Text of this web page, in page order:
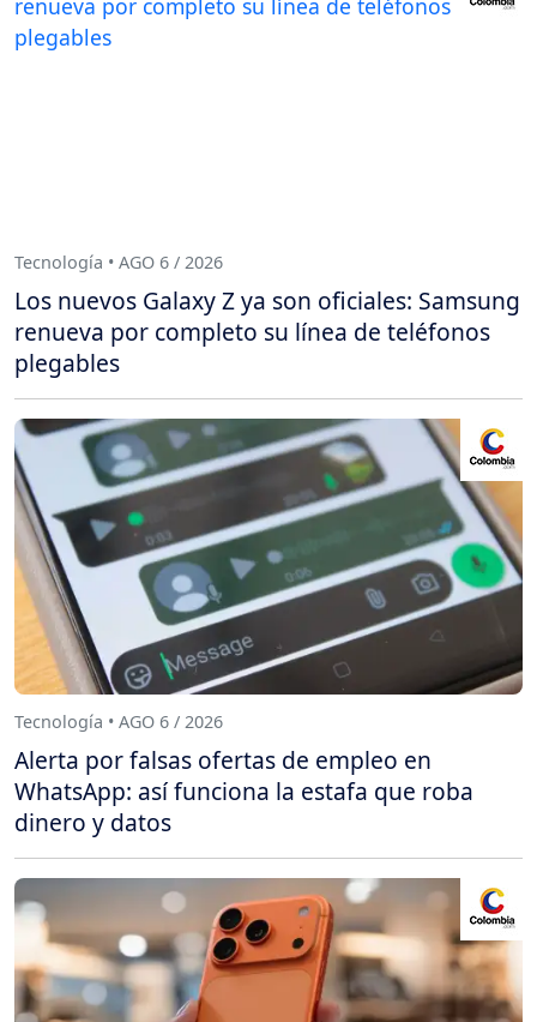
Tecnología • AGO 6 / 2026
Los nuevos Galaxy Z ya son oficiales: Samsung
renueva por completo su línea de teléfonos
plegables
Tecnología • AGO 6 / 2026
Alerta por falsas ofertas de empleo en
WhatsApp: así funciona la estafa que roba
dinero y datos